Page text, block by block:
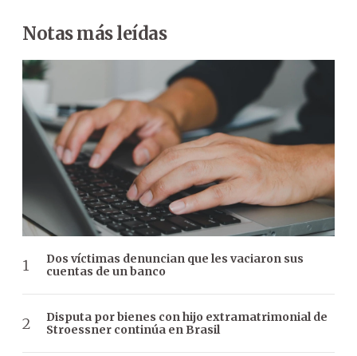
Notas más leídas
Dos víctimas denuncian que les vaciaron sus
cuentas de un banco
Disputa por bienes con hijo extramatrimonial de
Stroessner continúa en Brasil